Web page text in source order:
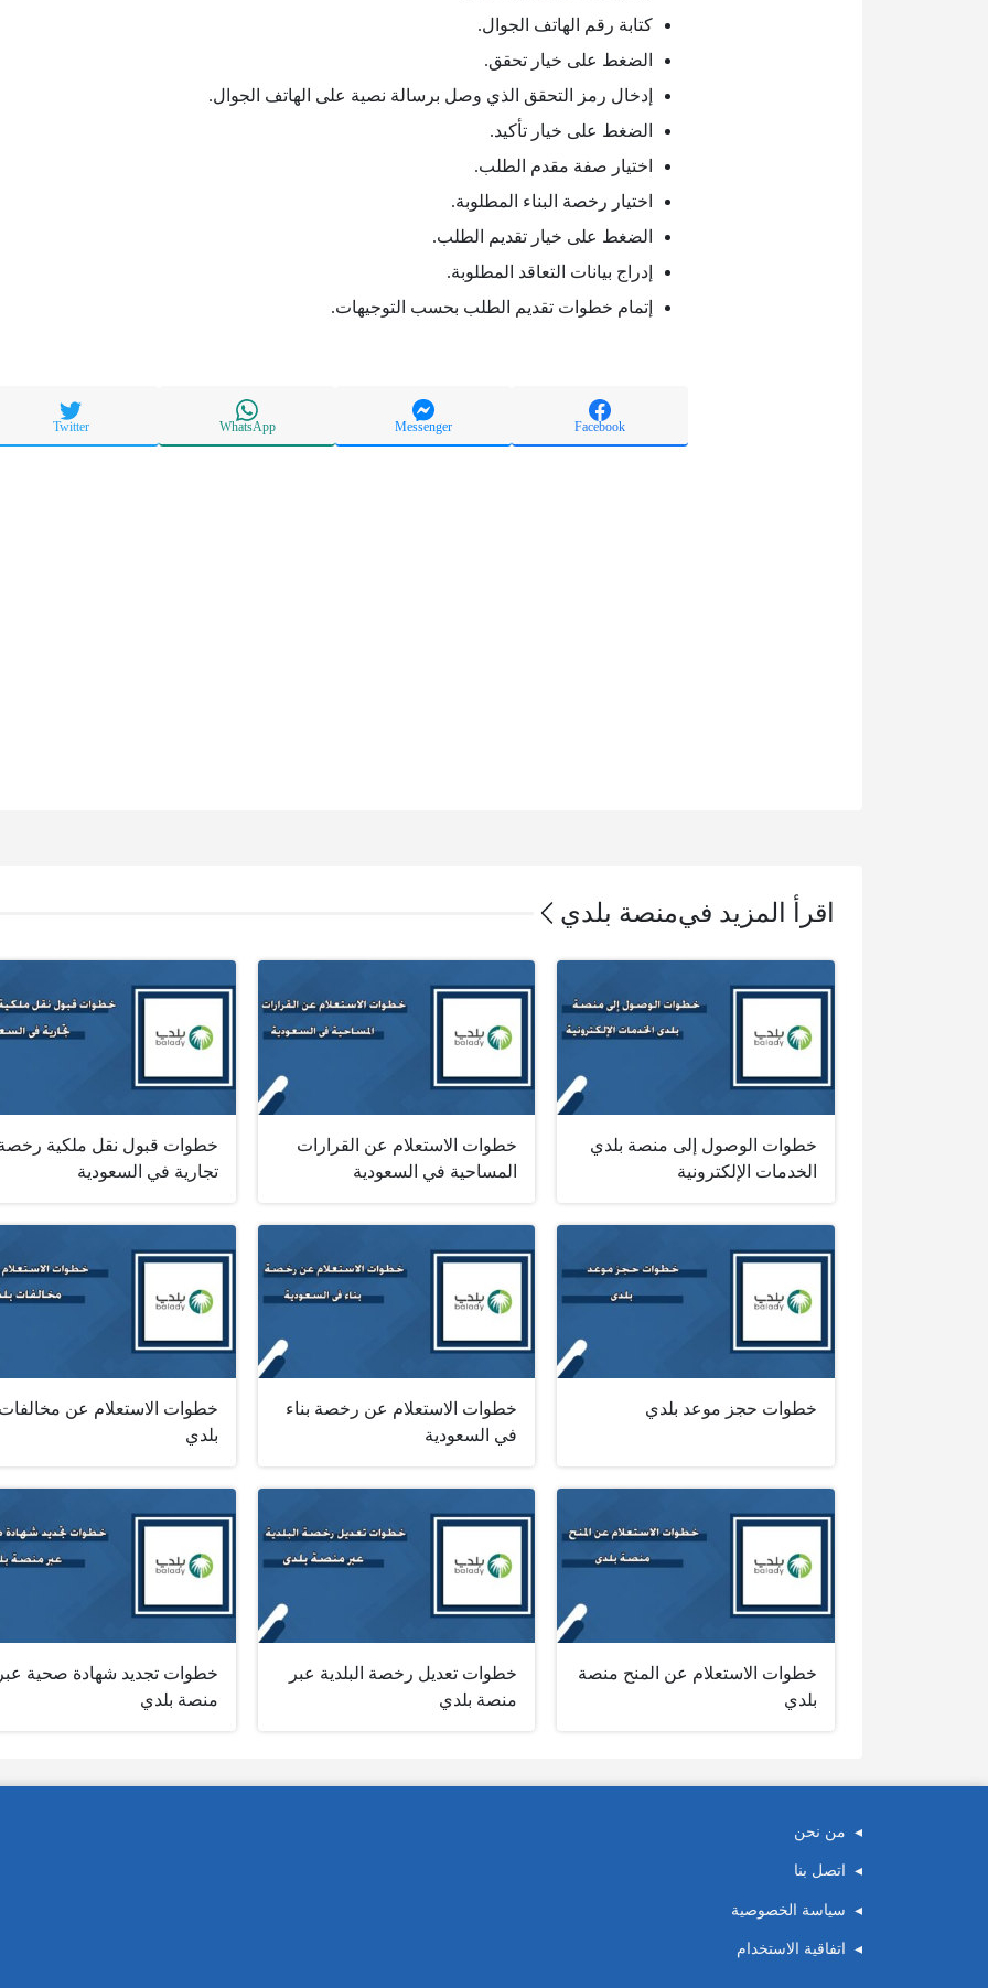
كتابة رقم الهاتف الجوال.
الضغط على خيار تحقق.
إدخال رمز التحقق الذي وصل برسالة نصية على الهاتف الجوال.
الضغط على خيار تأكيد.
اختيار صفة مقدم الطلب.
اختيار رخصة البناء المطلوبة.
الضغط على خيار تقديم الطلب.
إدراج بيانات التعاقد المطلوبة.
إتمام خطوات تقديم الطلب بحسب التوجيهات.
Facebook
Messenger
WhatsApp
Twitter
اقرأ المزيد فيمنصة بلدي
خطوات الوصول إلى منصة بلدي
الخدمات الإلكترونية
خطوات الاستعلام عن القرارات
المساحية في السعودية
خطوات قبول نقل ملكية
تجارية في السعودية
خطوات حجز موعد بلدي
خطوات الاستعلام عن رخصة بناء
في السعودية
خطوات الاستعلام عن
بلدي
خطوات الاستعلام عن المنح منصة
بلدي
خطوات تعديل رخصة البلدية عبر
منصة بلدي
خطوات تجديد شهادة صحية
منصة بلدي
من نحن
اتصل بنا
سياسة الخصوصية
اتفاقية الاستخدام